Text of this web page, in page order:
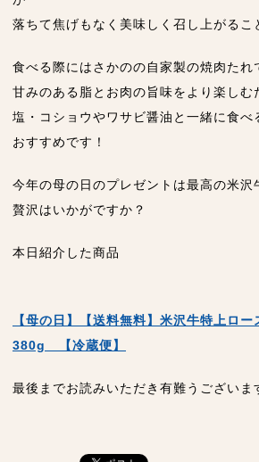
落ちて焦げもなく美味しく召し上がるこ
食べる際にはさかのの自家製の焼肉たれ
甘みのある脂とお肉の旨味をより楽しむ
塩・コショウやワサビ醤油と一緒に食べ
おすすめです！
今年の母の日のプレゼントは最高の米沢
贅沢はいかがですか？
本日紹介した商品
【母の日】【送料無料】米沢牛特上ロー
380g 【冷蔵便】
最後までお読みいただき有難うございま